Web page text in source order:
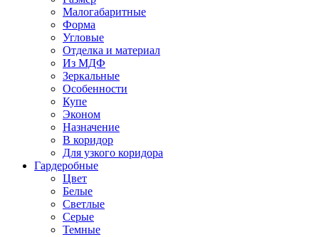
Малогабаритные
Форма
Угловые
Отделка и материал
Из МДФ
Зеркальные
Особенности
Купе
Эконом
Назначение
В коридор
Для узкого коридора
Гардеробные
Цвет
Белые
Светлые
Серые
Темные